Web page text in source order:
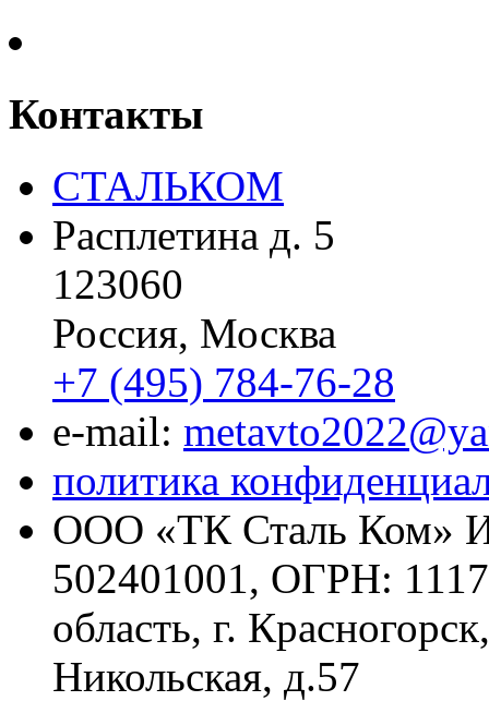
Контакты
СТАЛЬКОМ
Расплетина д. 5
123060
Россия, Москва
+7 (495) 784-76-28
e-mail:
политика
ООО «ТК Сталь Ком»
502401001, ОГРН:
область, г.
Никольская, д.57